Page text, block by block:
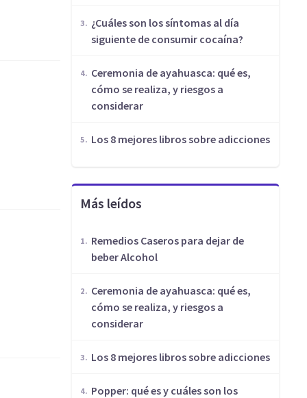
¿Cuáles son los síntomas al día
siguiente de consumir cocaína?
Ceremonia de ayahuasca: qué es,
cómo se realiza, y riesgos a
considerar
Los 8 mejores libros sobre adicciones
Más leídos
Remedios Caseros para dejar de
beber Alcohol
Ceremonia de ayahuasca: qué es,
cómo se realiza, y riesgos a
considerar
Los 8 mejores libros sobre adicciones
Popper: qué es y cuáles son los